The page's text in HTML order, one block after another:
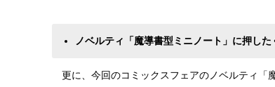
ノベルティ「魔導書型ミニノート」に押し
更に、今回のコミックスフェアのノベルティ「